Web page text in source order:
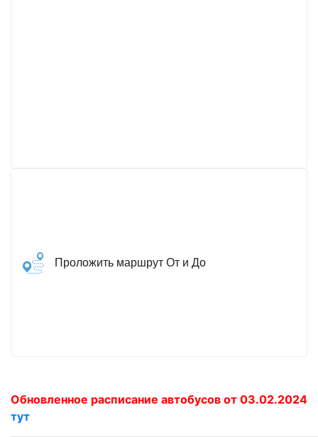
Проложить маршрут От и До
Обновленное расписание автобусов от 03.02.2024
тут